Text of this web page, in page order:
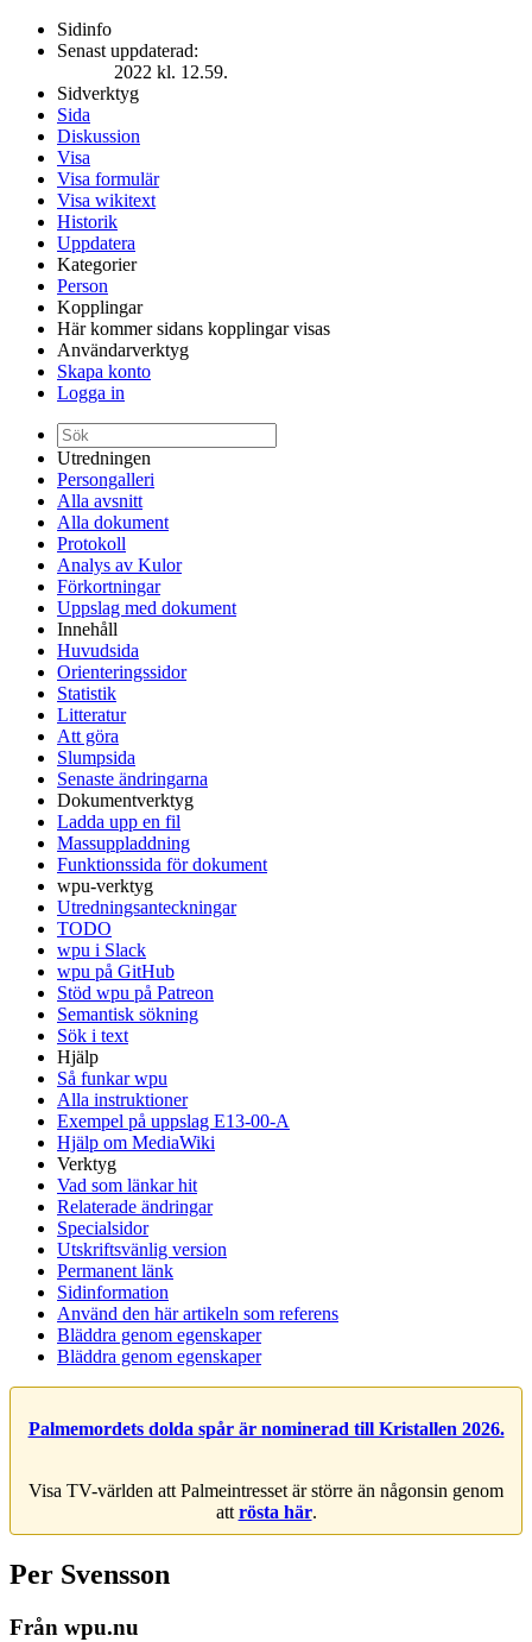
Sidinfo
Senast uppdaterad:
2022 kl. 12.59.
Sidverktyg
Sida
Diskussion
Visa
Visa formulär
Visa wikitext
Historik
Uppdatera
Kategorier
Person
Kopplingar
Här kommer sidans kopplingar visas
Användarverktyg
Skapa konto
Logga in
Utredningen
Persongalleri
Alla avsnitt
Alla dokument
Protokoll
Analys av Kulor
Förkortningar
Uppslag med dokument
Innehåll
Huvudsida
Orienteringssidor
Statistik
Litteratur
Att göra
Slumpsida
Senaste ändringarna
Dokumentverktyg
Ladda upp en fil
Massuppladdning
Funktionssida för dokument
wpu-verktyg
Utredningsanteckningar
TODO
wpu i Slack
wpu på GitHub
Stöd wpu på Patreon
Semantisk sökning
Sök i text
Hjälp
Så funkar wpu
Alla instruktioner
Exempel på uppslag E13-00-A
Hjälp om MediaWiki
Verktyg
Vad som länkar hit
Relaterade ändringar
Specialsidor
Utskriftsvänlig version
Permanent länk
Sidinformation
Använd den här artikeln som referens
Bläddra genom egenskaper
Bläddra genom egenskaper
Palmemordets dolda spår är nominerad till Kristallen 2026.
Visa TV-världen att Palmeintresset är större än någonsin genom
att rösta här.
Per Svensson
Från wpu.nu